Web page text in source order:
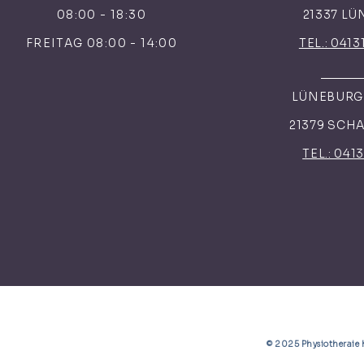
08:00 - 18:30
FREITAG 08:00 - 14:00
21337
TEL.:
21379
TEL.:
© 2025 Physiotheraie